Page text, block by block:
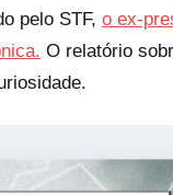
pelo STF, o ex-
O relatório